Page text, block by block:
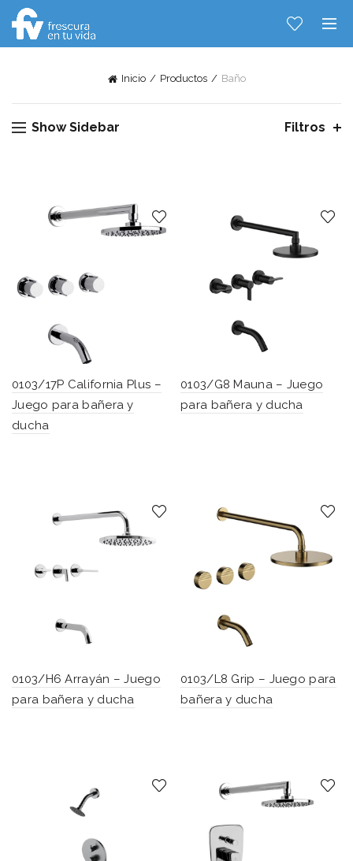
Inicio Productos Baño
Show Sidebar Filtros
0103/17P California Plus –
Juego para bañera y
ducha
0103/G8 Mauna – Juego
para bañera y ducha
0103/H6 Arrayán – Juego
para bañera y ducha
0103/L8 Grip – Juego para
bañera y ducha
Hablemos...